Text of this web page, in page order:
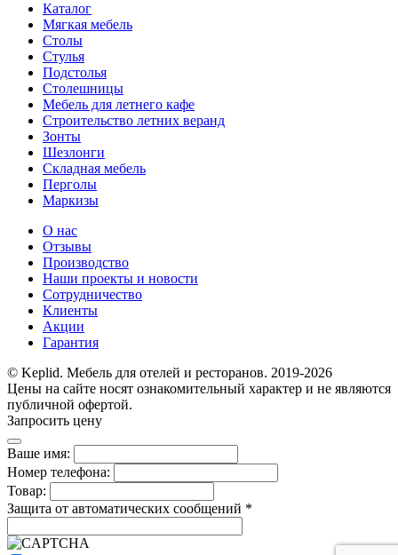
Каталог
Мягкая мебель
Столы
Стулья
Подстолья
Столешницы
Мебель для летнего кафе
Строительство летних веранд
Зонты
Шезлонги
Складная мебель
Перголы
Маркизы
О нас
Отзывы
Производство
Наши проекты и новости
Сотрудничество
Клиенты
Акции
Гарантия
© Keplid. Мебель для отелей и ресторанов. 2019-2026
Цены на сайте носят ознакомительный характер и не являются
публичной офертой.
Запросить цену
Ваше имя:
Номер телефона:
Товар:
Защита от автоматических сообщений *